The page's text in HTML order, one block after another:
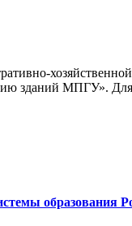
зданий МПГУ».
образования